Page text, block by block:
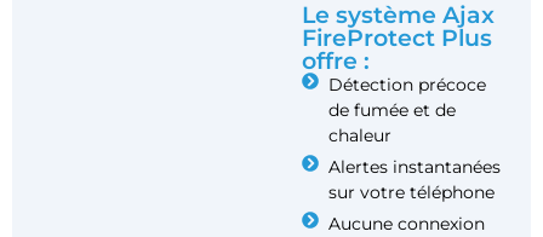
Le système Ajax
FireProtect Plus
offre :
Détection précoce
de fumée et de
chaleur
Alertes instantanées
sur votre téléphone
Aucune connexion